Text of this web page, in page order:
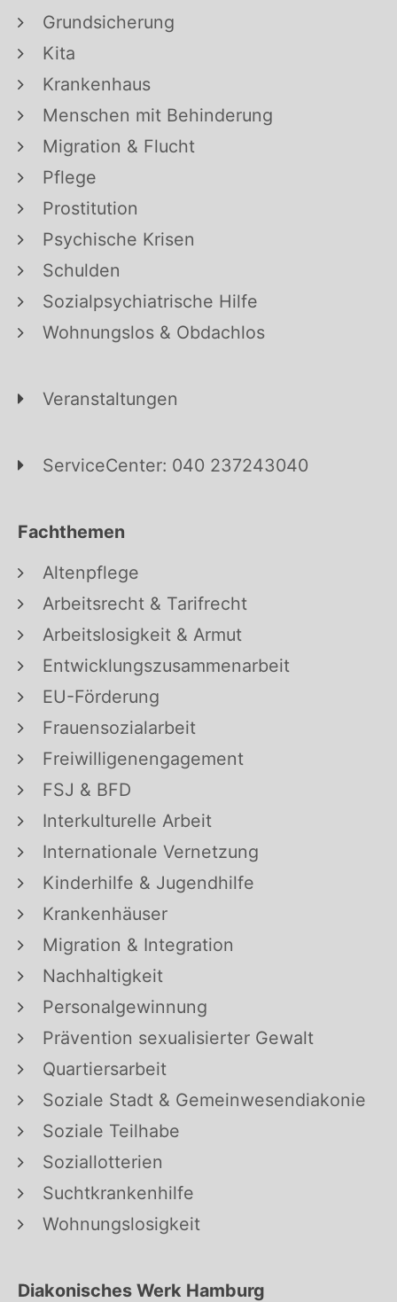
Grundsicherung
Kita
Krankenhaus
Menschen mit Behinderung
Migration & Flucht
Pflege
Prostitution
Psychische Krisen
Schulden
Sozialpsychiatrische Hilfe
Wohnungslos & Obdachlos
Veranstaltungen
ServiceCenter: 040 237243040
Fachthemen
Altenpflege
Arbeitsrecht & Tarifrecht
Arbeitslosigkeit & Armut
Entwicklungszusammenarbeit
EU-Förderung
Frauensozialarbeit
Freiwilligenengagement
FSJ & BFD
Interkulturelle Arbeit
Internationale Vernetzung
Kinderhilfe & Jugendhilfe
Krankenhäuser
Migration & Integration
Nachhaltigkeit
Personalgewinnung
Prävention sexualisierter Gewalt
Quartiersarbeit
Soziale Stadt & Gemeinwesendiakonie
Soziale Teilhabe
Soziallotterien
Suchtkrankenhilfe
Wohnungslosigkeit
Diakonisches Werk Hamburg